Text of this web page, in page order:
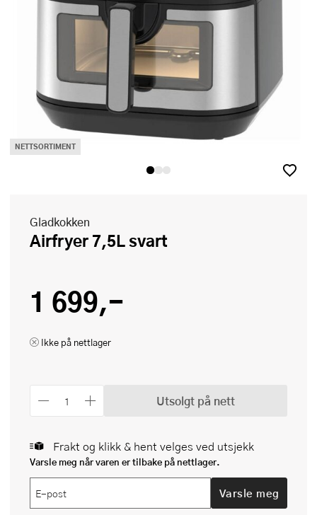
NETTSORTIMENT
Gladkokken
Airfryer 7,5L svart
1 699,-
Ikke på nettlager
Utsolgt på nett
Frakt og klikk & hent velges ved utsjekk
Varsle meg når varen er tilbake på nettlager.
Varsle meg